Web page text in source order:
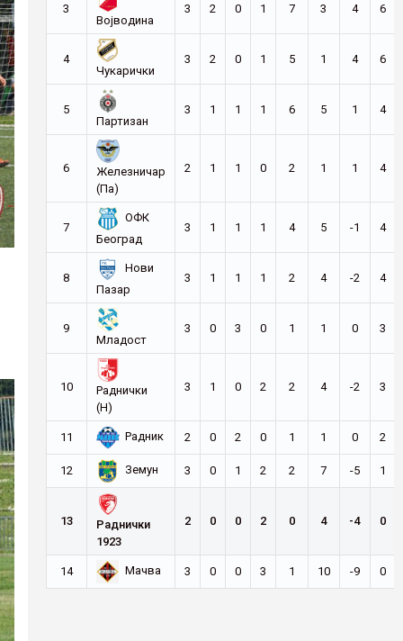
3
Војводина
3 2 0 1 7 3 4 6
4
Чукарички
3 2 0 1 5 1 4 6
5
Партизан
3 1 1 1 6 5 1 4
6
Железничар
(Па)
2 1 1 0 2 1 1 4
7
ОФК
Београд
3 1 1 1 4 5 -1 4
8
Нови
Пазар
3 1 1 1 2 4 -2 4
9
Младост
3 0 3 0 1 1 0 3
10
Раднички
(Н)
3 1 0 2 2 4 -2 3
11 Радник 2 0 2 0 1 1 0 2
12 Земун 3 0 1 2 2 7 -5 1
13
Раднички
1923
2 0 0 2 0 4 -4 0
14 Мачва 3 0 0 3 1 10 -9 0